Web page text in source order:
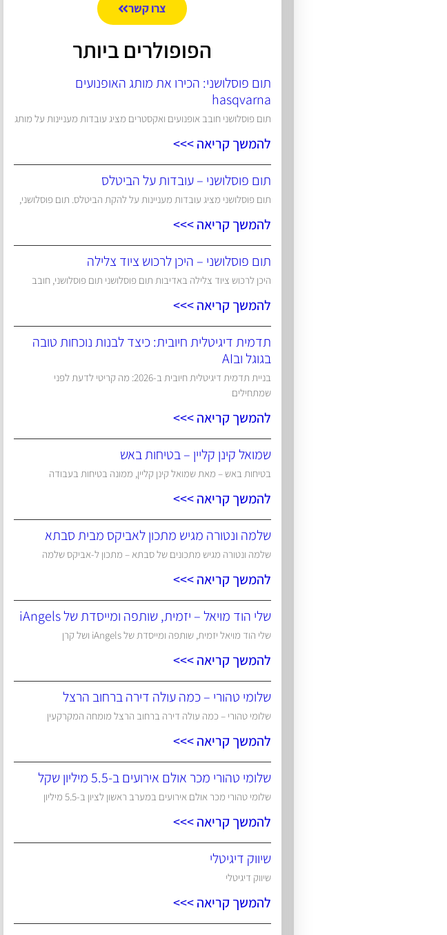
צרו קשר
הפופולרים ביותר
תום פוסלושני: הכירו את מותג האופנועים
hasqvarna
תום פוסלושני חובב אופנועים ואקסטרים מציג עובדות מעניינות על מותג
להמשך קריאה >>>
תום פוסלושני – עובדות על הביטלס
תום פוסלושני מציג עובדות מעניינות על להקת הביטלס. תום פוסלושני,
להמשך קריאה >>>
תום פוסלושני – היכן לרכוש ציוד צלילה
היכן לרכוש ציוד צלילה באדיבות תום פוסלושני תום פוסלושני, חובב
להמשך קריאה >>>
תדמית דיגיטלית חיובית: כיצד לבנות נוכחות טובה
בגוגל ובAI
בניית תדמית דיגיטלית חיובית ב-2026: מה קריטי לדעת לפני
שמתחילים
להמשך קריאה >>>
שמואל קינן קליין – בטיחות באש
בטיחות באש – מאת שמואל קינן קליין, ממונה בטיחות בעבודה
להמשך קריאה >>>
שלמה ונטורה מגיש מתכון לאביקס מבית סבתא
שלמה ונטורה מגיש מתכונים של סבתא – מתכון ל-אביקס שלמה
להמשך קריאה >>>
שלי הוד מויאל – יזמית, שותפה ומייסדת של iAngels
שלי הוד מויאל יזמית, שותפה ומייסדת של iAngels ושל קרן
להמשך קריאה >>>
שלומי טהורי – כמה עולה דירה ברחוב הרצל
שלומי טהורי – כמה עולה דירה ברחוב הרצל מומחה המקרקעין
להמשך קריאה >>>
שלומי טהורי מכר אולם אירועים ב-5.5 מיליון שקל
שלומי טהורי מכר אולם אירועים במערב ראשון לציון ב-5.5 מיליון
להמשך קריאה >>>
שיווק דיגיטלי
שיווק דיגיטלי
להמשך קריאה >>>